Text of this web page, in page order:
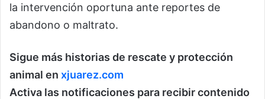
la intervención oportuna ante reportes de
abandono o maltrato.
Sigue más historias de rescate y protección
animal en xjuarez.com
Activa las notificaciones para recibir contenido